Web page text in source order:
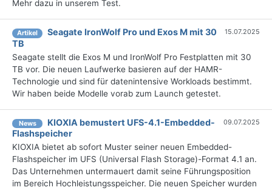
Mehr dazu in unserem Test.
Artikel
Seagate IronWolf Pro und Exos M mit 30
TB
15.07.2025
Seagate stellt die Exos M und IronWolf Pro Festplatten mit 30
TB vor. Die neuen Laufwerke basieren auf der HAMR-
Technologie und sind für datenintensive Workloads bestimmt.
Wir haben beide Modelle vorab zum Launch getestet.
News
KIOXIA bemustert UFS-4.1-Embedded-
Flashspeicher
09.07.2025
KIOXIA bietet ab sofort Muster seiner neuen Embedded-
Flashspeicher im UFS (Universal Flash Storage)-Format 4.1 an.
Das Unternehmen untermauert damit seine Führungsposition
im Bereich Hochleistungsspeicher. Die neuen Speicher wurden